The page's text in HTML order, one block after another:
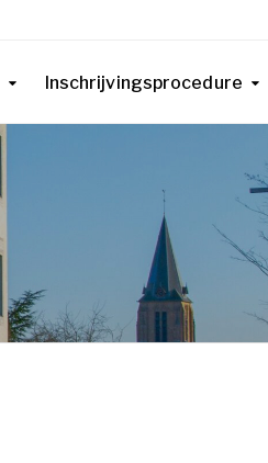
Inschrijvingsprocedure